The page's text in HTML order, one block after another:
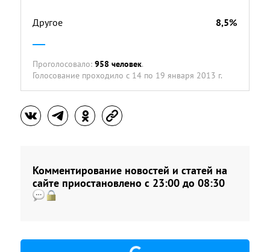
Другое 8,5%
Проголосовало: 958 человек.
Голосование проходило с 14 по 19 января 2013 г.
Комментирование новостей и статей на
сайте приостановлено с 23:00 до 08:30